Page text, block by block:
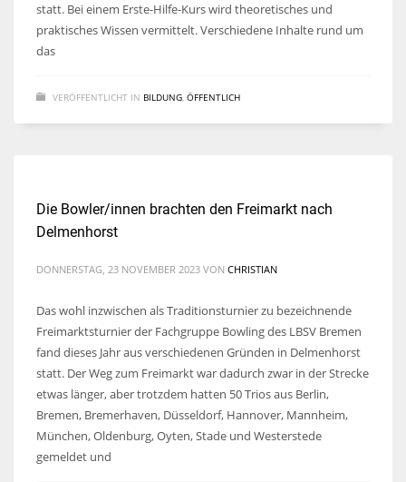
statt. Bei einem Erste-Hilfe-Kurs wird theoretisches und
praktisches Wissen vermittelt. Verschiedene Inhalte rund um
das
VERÖFFENTLICHT IN BILDUNG, ÖFFENTLICH
Die Bowler/innen brachten den Freimarkt nach
Delmenhorst
DONNERSTAG, 23 NOVEMBER 2023 VON CHRISTIAN
Das wohl inzwischen als Traditionsturnier zu bezeichnende
Freimarktsturnier der Fachgruppe Bowling des LBSV Bremen
fand dieses Jahr aus verschiedenen Gründen in Delmenhorst
statt. Der Weg zum Freimarkt war dadurch zwar in der Strecke
etwas länger, aber trotzdem hatten 50 Trios aus Berlin,
Bremen, Bremerhaven, Düsseldorf, Hannover, Mannheim,
München, Oldenburg, Oyten, Stade und Westerstede
gemeldet und